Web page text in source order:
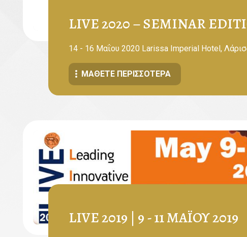
LIVE 2020 – SEMINAR
14 - 16 Μαΐου 2020 Larissa Imperial Hotel,
ΜΆΘΕΤΕ ΠΕΡΙΣΣΌΤΕΡΑ
LIVE 2019 | 9 - 11 ΜΑΪ́ΟΥ 2019